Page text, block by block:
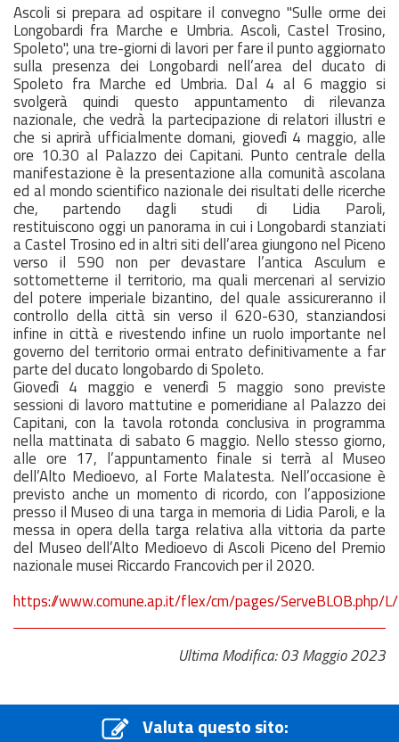
Ascoli si prepara ad ospitare il convegno "Sulle orme dei
Longobardi fra Marche e Umbria. Ascoli, Castel Trosino,
Spoleto", una tre-giorni di lavori per fare il punto aggiornato
sulla presenza dei Longobardi nell’area del ducato di
Spoleto fra Marche ed Umbria. Dal 4 al 6 maggio si
svolgerà quindi questo appuntamento di rilevanza
nazionale, che vedrà la partecipazione di relatori illustri e
che si aprirà ufficialmente domani, giovedì 4 maggio, alle
ore 10.30 al Palazzo dei Capitani. Punto centrale della
manifestazione è la presentazione alla comunità ascolana
ed al mondo scientifico nazionale dei risultati delle ricerche
che, partendo dagli studi di Lidia Paroli,
restituiscono oggi un panorama in cui i Longobardi stanziati
a Castel Trosino ed in altri siti dell’area giungono nel Piceno
verso il 590 non per devastare l’antica Asculum e
sottometterne il territorio, ma quali mercenari al servizio
del potere imperiale bizantino, del quale assicureranno il
controllo della città sin verso il 620-630, stanziandosi
infine in città e rivestendo infine un ruolo importante nel
governo del territorio ormai entrato definitivamente a far
parte del ducato longobardo di Spoleto.
Giovedì 4 maggioe venerdì 5maggio sono previste
sessioni di lavoro mattutine e pomeridiane al Palazzo dei
Capitani, con la tavola rotonda conclusiva in programma
nella mattinata di sabato 6 maggio. Nello stesso giorno,
alle ore 17, l’appuntamento finale si terrà al Museo
dell’Alto Medioevo, al Forte Malatesta. Nell’occasione è
previsto anche un momento di ricordo, con l’apposizione
presso il Museo di una targa in memoria di Lidia Paroli, e la
messa in opera della targa relativa alla vittoria da parte
del Museo dell’Alto Medioevo di Ascoli Piceno del Premio
nazionale musei Riccardo Francovich per il 2020.
https://www.comune.ap.it/flex/cm/pages/ServeBLOB.php/
Ultima Modifica: 03 Maggio 2023
Valuta questo sito: